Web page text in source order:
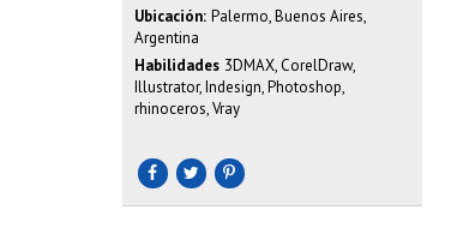
Ubicación: Palermo, Buenos Aires,
Argentina
Habilidades 3DMAX, CorelDraw,
Illustrator, Indesign, Photoshop,
rhinoceros, Vray